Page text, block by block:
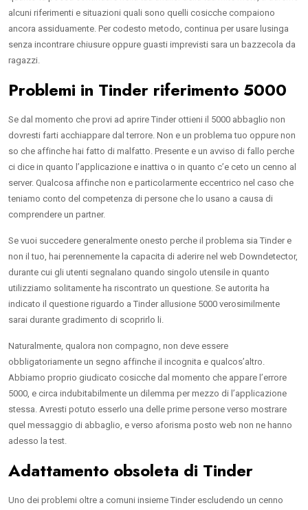
alcuni riferimenti e situazioni quali sono quelli cosicche compaiono
ancora assiduamente. Per codesto metodo, continua per usare lusinga
senza incontrare chiusure oppure guasti imprevisti sara un bazzecola da
ragazzi.
Problemi in Tinder riferimento 5000
Se dal momento che provi ad aprire Tinder ottieni il 5000 abbaglio non
dovresti farti acchiappare dal terrore. Non e un problema tuo oppure non
so che affinche hai fatto di malfatto. Presente e un avviso di fallo perche
ci dice in quanto l’applicazione e inattiva o in quanto c’e ceto un cenno al
server. Qualcosa affinche non e particolarmente eccentrico nel caso che
teniamo conto del competenza di persone che lo usano a causa di
comprendere un partner.
Se vuoi succedere generalmente onesto perche il problema sia Tinder e
non il tuo, hai perennemente la capacita di aderire nel web Downdetector,
durante cui gli utenti segnalano quando singolo utensile in quanto
utilizziamo solitamente ha riscontrato un questione. Se autorita ha
indicato il questione riguardo a Tinder allusione 5000 verosimilmente
sarai durante gradimento di scoprirlo li.
Naturalmente, qualora non compagno, non deve essere
obbligatoriamente un segno affinche il incognita e qualcos’altro.
Abbiamo proprio giudicato cosicche dal momento che appare l’errore
5000, e circa indubitabilmente un dilemma per mezzo di l’applicazione
stessa. Avresti potuto esserlo una delle prime persone verso mostrare
quel messaggio di abbaglio, e verso aforisma posto web non ne hanno
adesso la test.
Adattamento obsoleta di Tinder
Uno dei problemi oltre a comuni insieme Tinder escludendo un cenno